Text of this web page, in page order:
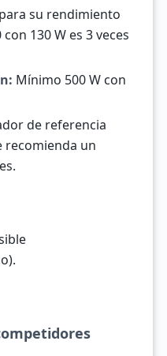
su rendimiento
130 W es 3 veces
Mínimo 500 W con
de referencia
recomienda un